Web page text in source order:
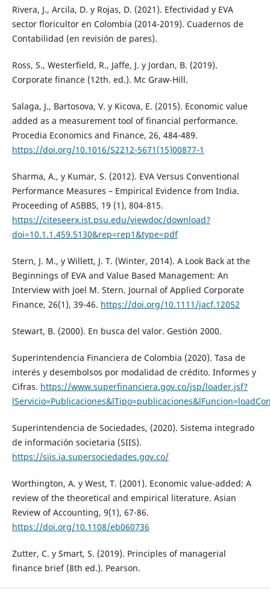
Rivera, J., Arcila, D. y Rojas, D. (2021). Efectividad y EVA
sector floricultor en Colombia (2014-2019). Cuadernos de
Contabilidad (en revisión de pares).
Ross, S., Westerfield, R., Jaffe, J. y Jordan, B. (2019).
Corporate finance (12th. ed.). Mc Graw-Hill.
Salaga, J., Bartosova, V. y Kicova, E. (2015). Economic value
added as a measurement tool of financial performance.
Procedia Economics and Finance, 26, 484-489.
https://doi.org/10.1016/S2212-5671(15)00877-1
Sharma, A., y Kumar, S. (2012). EVA Versus Conventional
Performance Measures – Empirical Evidence from India.
Proceeding of ASBBS, 19 (1), 804-815.
https://citeseerx.ist.psu.edu/viewdoc/download?
doi=10.1.1.459.5130&rep=rep1&type=pdf
Stern, J. M., y Willett, J. T. (Winter, 2014). A Look Back at the
Beginnings of EVA and Value Based Management: An
Interview with Joel M. Stern. Journal of Applied Corporate
Finance, 26(1), 39-46. https://doi.org/10.1111/jacf.12052
Stewart, B. (2000). En busca del valor. Gestión 2000.
Superintendencia Financiera de Colombia (2020). Tasa de
interés y desembolsos por modalidad de crédito. Informes y
Cifras. https://www.superfinanciera.gov.co/jsp/loader.jsf?
Superintendencia de Sociedades, (2020). Sistema integrado
de información societaria (SIIS).
https://siis.ia.supersociedades.gov.co/
Worthington, A. y West, T. (2001). Economic value-added: A
review of the theoretical and empirical literature. Asian
Review of Accounting, 9(1), 67-86.
https://doi.org/10.1108/eb060736
Zutter, C. y Smart, S. (2019). Principles of managerial
finance brief (8th ed.). Pearson.